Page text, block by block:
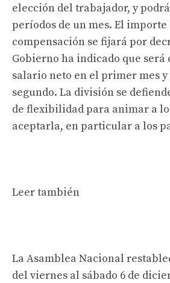
elección del trabajador, y
períodos de un mes. El importe
compensación se fijará por
Gobierno ha indicado que será
salario neto en el primer mes y
segundo. La división se
de flexibilidad para animar a
aceptarla, en particular a los
Leer también
La Asamblea Nacional
del viernes al sábado 6 de